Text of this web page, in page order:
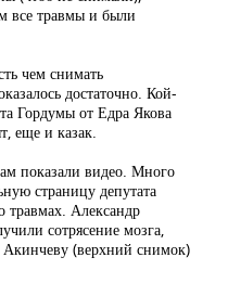
все травмы и были
чем снимать
достаточно. Кой-
Гордумы от Едра Якова
еще и казак.
показали видео. Много
страницу депутата
Александр
сотрясение мозга,
(верхний снимок)